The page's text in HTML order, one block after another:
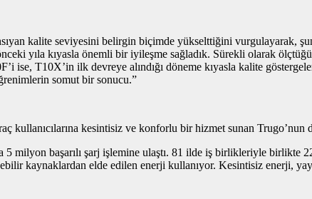
kalite seviyesini belirgin biçimde yükselttiğini vurgulayarak,
yıla kıyasla önemli bir iyileşme sağladık. Sürekli olarak
ise, T10X’in ilk devreye alındığı döneme kıyasla kalite
somut bir sonucu.”
kullanıcılarına kesintisiz ve konforlu bir hizmet sunan
5 milyon başarılı şarj işlemine ulaştı. 81 ilde iş birlikleriyle
kaynaklardan elde edilen enerji kullanıyor. Kesintisiz enerji,